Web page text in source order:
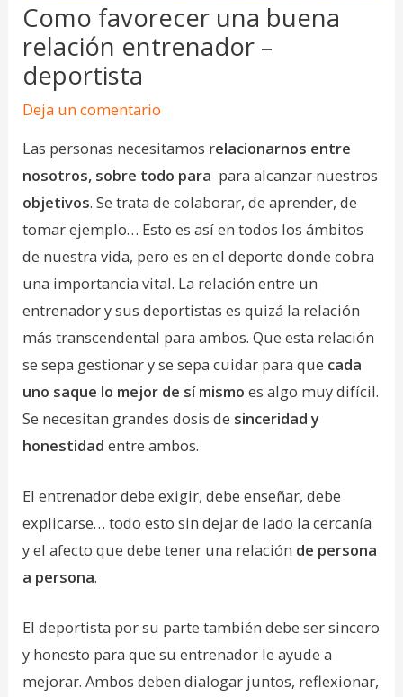
Como favorecer una buena
relación entrenador –
deportista
Deja un comentario
Las personas necesitamos relacionarnos entre
nosotros, sobre todo para para alcanzar nuestros
objetivos. Se trata de colaborar, de aprender, de
tomar ejemplo… Esto es así en todos los ámbitos
de nuestra vida, pero es en el deporte donde cobra
una importancia vital. La relación entre un
entrenador y sus deportistas es quizá la relación
más transcendental para ambos. Que esta relación
se sepa gestionar y se sepa cuidar para que cada
uno saque lo mejor de sí mismo es algo muy difícil.
Se necesitan grandes dosis de sinceridad y
honestidad entre ambos.
El entrenador debe exigir, debe enseñar, debe
explicarse… todo esto sin dejar de lado la cercanía
y el afecto que debe tener una relación de persona
a persona.
El deportista por su parte también debe ser sincero
y honesto para que su entrenador le ayude a
mejorar. Ambos deben dialogar juntos, reflexionar,